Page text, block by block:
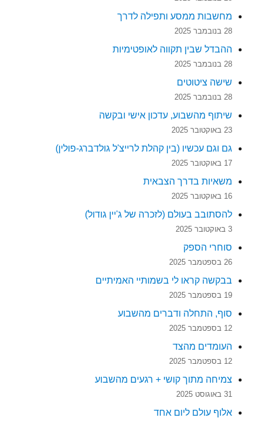
מחשבות ממסע ותפילה לדרך
28 בנובמבר 2025
ההבדל שבין תקווה לאופטימיות
28 בנובמבר 2025
שישה ציטוטים
28 בנובמבר 2025
שיתוף מהשבוע, עדכון אישי ובקשה
23 באוקטובר 2025
גם וגם עכשיו (בין קהלת לרייצ'ל גולדברג-פולין)
17 באוקטובר 2025
משאיות בדרך הצבאית
16 באוקטובר 2025
להסתובב בעולם (לזכרה של ג'יין גודול)
3 באוקטובר 2025
סוחרי הספק
26 בספטמבר 2025
בבקשה קראו לי בשמותיי האמיתיים
19 בספטמבר 2025
סוף, התחלה ודברים מהשבוע
12 בספטמבר 2025
העומדים מהצד
12 בספטמבר 2025
צמיחה מתוך קושי + רגעים מהשבוע
31 באוגוסט 2025
אלוף עולם ליום אחד